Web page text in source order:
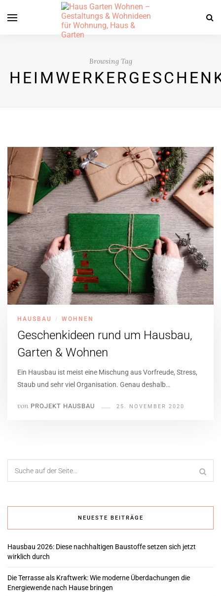
Browsing Tag
HAUSBAU / WOHNEN
Geschenkideen rund um Hausbau,
Garten & Wohnen
Ein Hausbau ist meist eine Mischung aus Vorfreude, Stress,
Staub und sehr viel Organisation. Genau deshalb…
von PROJEKT HAUSBAU 25. NOVEMBER 2020
NEUESTE BEITRÄGE
Hausbau 2026: Diese nachhaltigen Baustoffe setzen sich jetzt
wirklich durch
Die Terrasse als Kraftwerk: Wie moderne Überdachungen die
Energiewende nach Hause bringen